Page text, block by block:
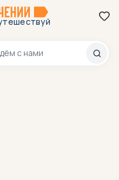
с нами
23